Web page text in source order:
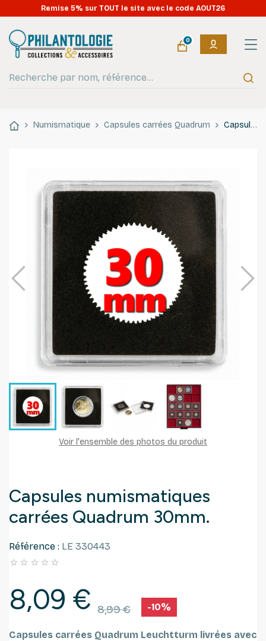
Remise 5% sur TOUT le site avec le code AOUT26
0
Numismatique Capsules carrées Quadrum Capsules numismatiques carrées Quadrum 30mm.
Voir l'ensemble des photos du produit
Capsules numismatiques
carrées Quadrum 30mm.
Référence : LE 330443
    
8,09 € 8,99 € -10%
Capsules carrées Quadrum Leuchtturm livrées avec